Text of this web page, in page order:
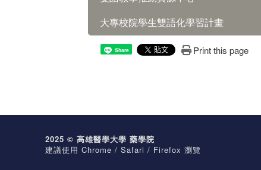
大專校院學生雙語化學習計畫
Share Print this page
2025 © 高雄醫學大學 藥學院
建議使用 Chrome / Safari / Firefox 瀏覽